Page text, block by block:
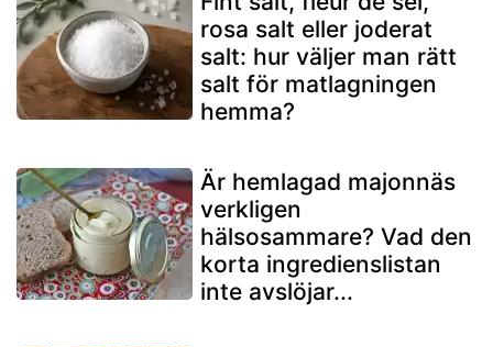
rosa salt eller joderat
salt: hur väljer man rätt
salt för matlagningen
hemma?
Är hemlagad majonnäs
verkligen
hälsosammare? Vad den
korta ingredienslistan
inte avslöjar...